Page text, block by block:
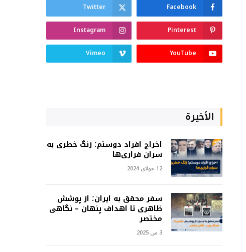
Facebook
Twitter
Pinterest
Instagram
YouTube
Vimeo
الأخيرة
اخراج افراد دوستم؛ زنگ خطری به
سران فراری‌ها
12 جولای 2024
سفر محقق به ایران؛ از پوشش
ظاهری تا اهداف پنهان – نگاهی
مختصر
3 می 2025